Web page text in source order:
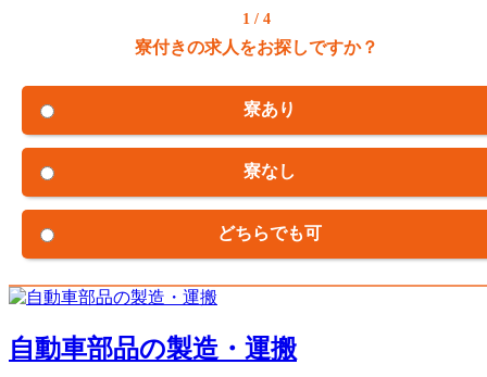
1 / 4
寮付きの求人をお探しですか？
寮あり
寮なし
どちらでも可
自動車部品の製造・運搬